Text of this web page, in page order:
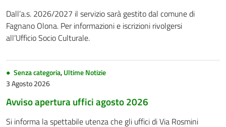
Dall’a.s. 2026/2027 il servizio sarà gestito dal comune di
Fagnano Olona. Per informazioni e iscrizioni rivolgersi
all’Ufficio Socio Culturale.
Senza categoria,Ultime Notizie
3 Agosto 2026
Avviso apertura uffici agosto 2026
Si informa la spettabile utenza che gli uffici di Via Rosmini